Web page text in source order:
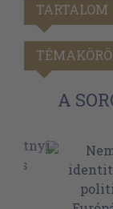
TARTALOM
A